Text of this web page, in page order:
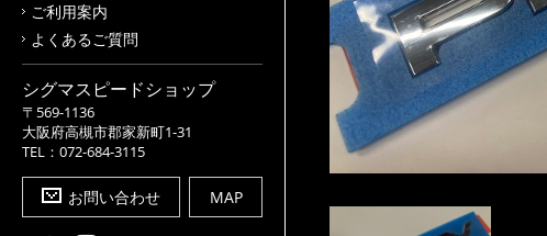
ご利用案内
よくあるご質問
シグマスピードショップ
〒569-1136
大阪府高槻市郡家新町1-31
TEL：072-684-3115
お問い合わせ MAP